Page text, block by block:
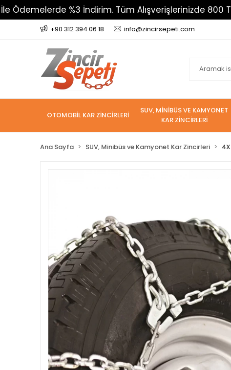
%3 İndirim. Tüm Alışverişlerinizde 800 TL Üzeri
+90 312 394 06 18 info@zincirsepeti.com
OTOMOBİL KAR ZİNCİRLERİ
SUV, MİNİBÜS VE KAMYONET
KAR ZİNCİRLERİ
Ana Sayfa SUV, Minibüs ve Kamyonet Kar Zincirleri